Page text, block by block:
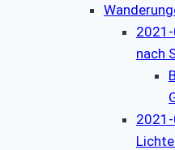
2021-
nach